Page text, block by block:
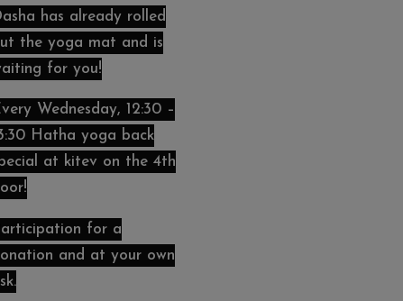
has already rolled
the yoga mat and is
for you!
Wednesday, 12:30 –
Hatha yoga back
at kitev on the 4th
for a
and at your own